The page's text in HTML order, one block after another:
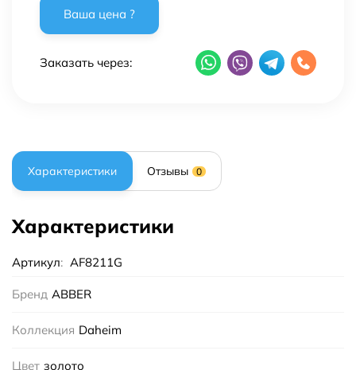
Заказать через:
Характеристики Отзывы 0
Характеристики
Артикул: AF8211G
Бренд ABBER
Коллекция Daheim
Цвет золото